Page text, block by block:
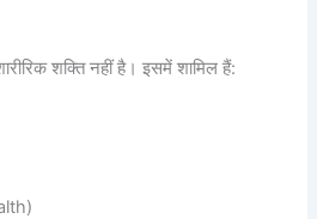
शक्ति नहीं है। इसमें शामिल हैं: